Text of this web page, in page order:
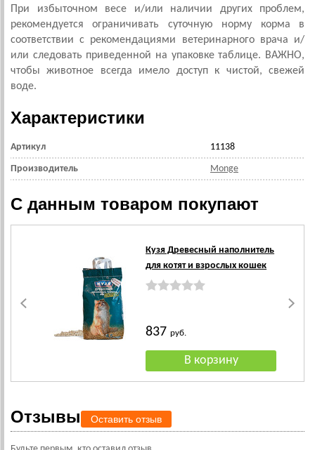
При избыточном весе и/или наличии других проблем,
рекомендуется ограничивать суточную норму корма в
соответствии с рекомендациями ветеринарного врача и/
или следовать приведенной на упаковке таблице. ВАЖНО,
чтобы животное всегда имело доступ к чистой, свежей
воде.
Характеристики
Артикул 11138
Производитель Monge
С данным товаром покупают
Кузя Древесный наполнитель
для котят и взрослых кошек
837руб.
Отзывы Оставить отзыв